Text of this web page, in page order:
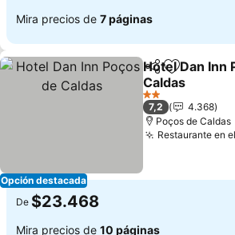
Mira precios de 7 páginas
Opción destacada
CompartirAgregar a
Hotel Dan Inn
Caldas
Ver precios
2 Estrellas
7,2
4.368
Poços de Caldas
Restaurante en
De $23.468
Mira precios de 10 páginas